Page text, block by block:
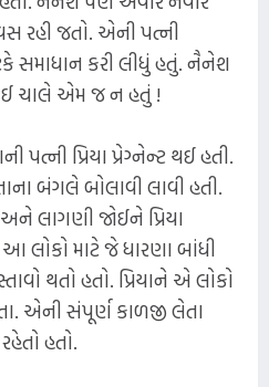
રહી જતો. એની પત્ની
સમાધાન કરી લીધું હતું. નૈનેશ
ચાલે એમ જ ન હતું !
પત્ની પ્રિયા પ્રેગ્નેન્ટ થઈ હતી.
બંગલે બોલાવી લાવી હતી.
લાગણી જોઈને પ્રિયા
લોકો માટે જે ધારણા બાંધી
થતો હતો. પ્રિયાને એ લોકો
એની સંપૂર્ણ કાળજી લેતા
હતો.